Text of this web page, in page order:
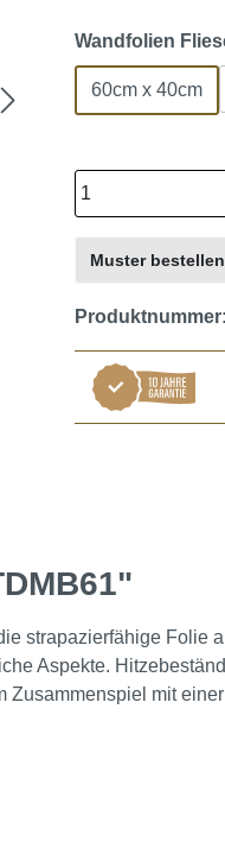
Wandfolien
60cm x 40cm
Muster bestellen
Produktnummer:
strapazierfähige Folie
Aspekte.
mit